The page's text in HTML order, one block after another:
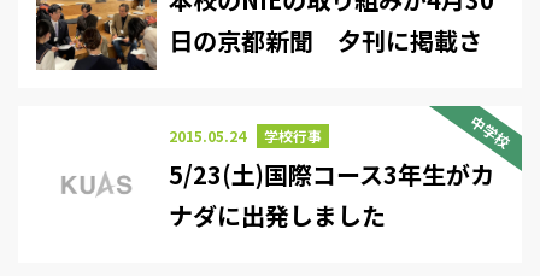
日の京都新聞 夕刊に掲載さ
中学校
2015.05.24 学校行事
5/23(土)国際コース3年生がカ
ナダに出発しました